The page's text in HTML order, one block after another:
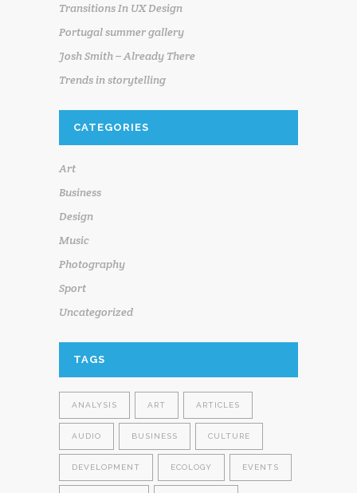
Transitions In UX Design
Portugal summer gallery
Josh Smith – Already There
Trends in storytelling
CATEGORIES
Art
Business
Design
Music
Photography
Sport
Uncategorized
TAGS
ANALYSIS ART ARTICLES
AUDIO BUSINESS CULTURE
DEVELOPMENT ECOLOGY EVENTS